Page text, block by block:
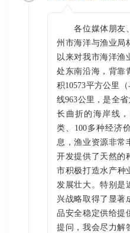
各位媒体朋友
州市海洋与渔业局
以来对我市海洋渔
处东南沿海，背靠
积10573平方公里
线963公里，是全
长曲折的海岸线
类、100多种经济
息，渔业资源非常
开发提供了天然的
市积极打造水产种
发展壮大。特别是
兴战略取得了显著
品安全稳定供给提
提问，我会尽力解